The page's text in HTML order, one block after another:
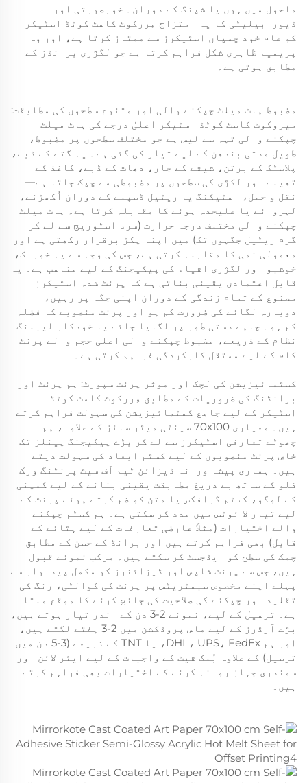
ماحول میں ہوں یا شپنگ کے دوران۔ خوبصورتی اور
ڈیورابیلیٹی کا یہ امتزاج مِررکوٹ کاسٹ کوٹڈ اسٹیکر
کو عام خود چسپاں اسٹیکرز سے ممتاز کرتا ہے، اور وہ
پریمیم ظاہری شکل فراہم کرتا ہے جو لگژری برانڈز کے
مطابق ہوتی ہے۔
مضبوط ہاٹ میلٹ چپکنے والی اور متنوع سطحوں کی مطابقت:
میروکوٹ کاسٹ کوٹڈ اسٹیکر اعلیٰ درجے کی ہاٹ میلٹ
چپکنے والی تہہ سے لیس ہے جو مختلف سطحوں پر مضبوط،
طویل مدتی بندھن کے لیے تیار کی گئی ہے۔ یہ گتے کے ڈبے،
پلاسٹک کے برتن، شیشے کے جار، دھات کے ڈبے، کاغذ کے
تھیلے اور لکڑی کی سطحوں پر مضبوطی سے چپک جاتا ہے—
نقل و حمل، اسٹیکنگ یا ریٹیل ڈسپلے کے دوران اُکھڑنے،
لہروانے یا علیحدہ ہونے کا مقابلہ کرتا ہے۔ ہاٹ میلٹ
چپکنے والی مختلف درجہ حرارت (سرد اسٹوریج سے لے کر
گرم ریٹیل جگہوں تک) میں اپنا پکڑ برقرار رکھتی ہے اور
معمولی نمی کا مقابلہ کرتی ہے، جس کی وجہ سے یہ خوراک،
خوشبو اور لگژری اشیاء کی پیکیجنگ کے لیے مناسب ہے۔ یہ
قابل اعتمادی یقینی بناتی ہے کہ پرنٹ شدہ اسٹیکرز
مصنوع کے تمام زندگی کے دوران اپنی جگہ پر رہیں،
دوبارہ لگانے کی ضرورت کم ہو اور پرنٹ منصوبے کا فضلہ
کم ہو۔ چاہے دستی طور پر لگایا جائے یا خودکار لیبلنگ
نظام کے ذریعے، مضبوط چپکنے والی اعلیٰ حجم والے پرنٹ
کام کے لیے مستقل کارکردگی فراہم کرتی ہے۔
کسٹمائیزیشن کی لچک اور موثر پرنٹ سپورٹ: ہم پرنٹ اور
برانڈنگ کی ضروریات کے مطابق مِررکوٹ کاسٹ کوٹڈ
اسٹیکر کے لیے جامع کسٹمائیزیشن کی سہولت فراہم کرتے
ہیں۔ معیاری 70x100 سینٹی میٹر سائز کے علاوہ، ہم
چھوٹے تعارفی اسٹیکرز سے لے کر بڑے پیکیجنگ پینلز تک
خاص پرنٹ منصوبوں کے لیے کسٹم ابعاد کی سہولت دیتے
ہیں۔ ہماری پیشہ ورانہ ڈیزائن ٹیم آف سیٹ پرنٹنگ ورک
فلو کے ساتھ بے دریغ مطابقت یقینی بنانے کے لیے کمپنی
کے لوگو، کسٹم گرافکس یا متن کو ضم کرتے ہوئے پرنٹ کے
لیے تیار لا ئوٹس میں مدد کر سکتی ہے۔ ہم کسٹم چپکنے
والے اختیارات (مثلاً عارضی تعارفات کے لیے ہٹانے کے
قابل) بھی فراہم کرتے ہیں اور برانڈ کے حسن کے مطابق
چمک کی سطح کو ایڈجسٹ کر سکتے ہیں۔ مرکب نمونے قبول
ہیں، جس سے پرنٹ شاپس اور ڈیزائنرز کو مکمل پیداوار سے
پہلے اپنے مخصوص سبسٹریٹس پر پرنٹ کی کوالٹی، رنگ کی
تقلید اور چپکنے کی صلاحیت کی جانچ کرنے کا موقع ملتا
ہے۔ ترسیل کے لیے، نمونے 2-3 دن کے اندر تیار ہوتے ہیں،
بڑے آرڈرز کے لیے ماس پروڈکشن میں 2-3 ہفتے لگتے ہیں،
اور ہم DHL، UPS، FedEx، یا TNT کے ذریعے (3-5 دن میں
ترسیل) کے علاوہ بُلک شیٹ کے واجبات کے لیے ایئر لائن اور
سمندری جہاز روانہ کرنے کے اختیارات بھی فراہم کرتے
ہیں۔